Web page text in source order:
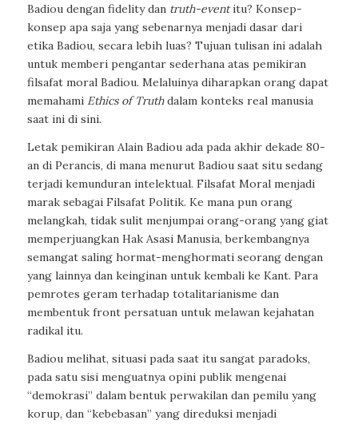
Badiou dengan fidelity dan truth-eventitu? Konsep-
konsep apa saja yang sebenarnya menjadi dasar dari
etika Badiou, secara lebih luas? Tujuan tulisan ini adalah
untuk memberi pengantar sederhana atas pemikiran
filsafat moral Badiou. Melaluinya diharapkan orang dapat
memahami Ethics of Truthdalam konteks real manusia
saat ini di sini.
Letak pemikiran Alain Badiou ada pada akhir dekade 80-
an di Perancis, di mana menurut Badiou saat situ sedang
terjadi kemunduran intelektual. Filsafat Moral menjadi
marak sebagai Filsafat Politik. Ke mana pun orang
melangkah, tidak sulit menjumpai orang-orang yang giat
memperjuangkan Hak Asasi Manusia, berkembangnya
semangat saling hormat-menghormati seorang dengan
yang lainnya dan keinginan untuk kembali ke Kant. Para
pemrotes geram terhadap totalitarianisme dan
membentuk front persatuan untuk melawan kejahatan
radikal itu.
Badiou melihat, situasi pada saat itu sangat paradoks,
pada satu sisi menguatnya opini publik mengenai
“demokrasi” dalam bentuk perwakilan dan pemilu yang
korup, dan “kebebasan” yang direduksi menjadi